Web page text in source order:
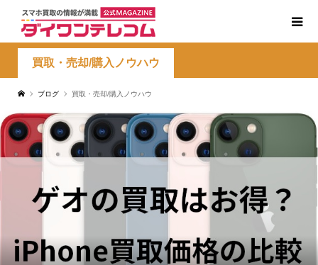
買取・売却/購入ノウハウ
ブログ 買取・売却/購入ノウハウ